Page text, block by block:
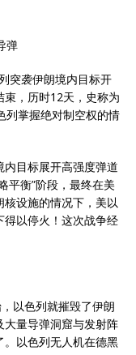
弹
突袭伊朗境内目标开
，历时12天，史称为
列掌握绝对制空权的情
目标展开高强度弹道
平衡”阶段，最终在美
设施的情况下，美以
以停火！这次战争经
以色列就摧毁了伊朗
量导弹洞窟与发射阵
以色列无人机在德黑